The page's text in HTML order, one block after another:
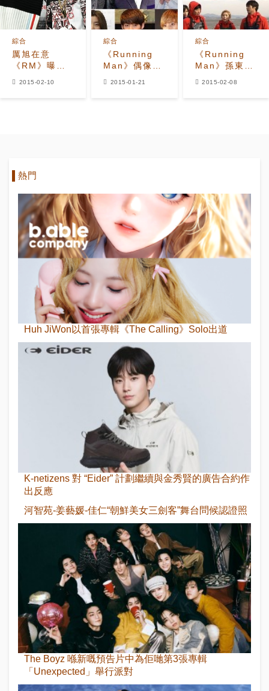
厲旭在意
《RM》曝光
綜合
2015-02-10
《Running
Man》偶像特
綜合
2015-01-21
《Running
Man》孫東雲
綜合
2015-02-08
熱門
Huh JiWon以首張專輯《The Calling》Solo出道
K-netizens 對 “Eider” 計劃繼續與金秀賢的廣告合約作
出反應
河智苑-姜藝媛-佳仁“朝鮮美女三劍客”舞台問候認證照
The Boyz 喺新嘅預告片中為佢哋第3張專輯
「Unexpected」舉行派對